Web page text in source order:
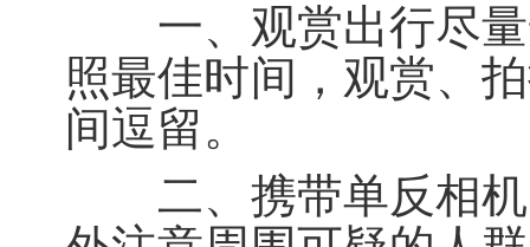
一、观赏出行尽量
照最佳时间，观赏、
间逗留。
二、携带单反相机